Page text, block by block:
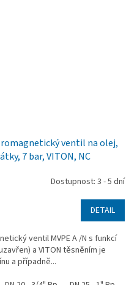
ventil na olej,
7 bar, VITON, NC
Dostupnost: 3 - 5 dní
DETAIL
ventil MVPE A /N s funkcí
a VITON těsněním je
a případně...